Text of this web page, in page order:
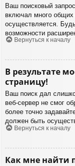
Ваш поисковый
включал много общих
осуществляется.
возможности
Вернуться к началу
В результате
страницу!
Ваш поиск дал
веб-сервер не смог
более точно
должен быть
Вернуться к началу
Как мне найти